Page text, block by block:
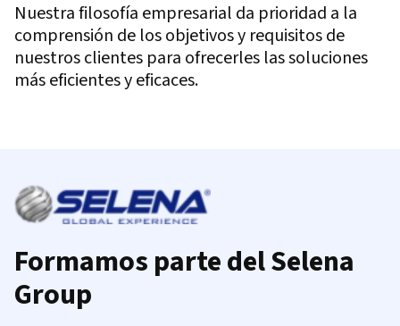
Nuestra filosofía empresarial da prioridad a la
comprensión de los objetivos y requisitos de
nuestros clientes para ofrecerles las soluciones
más eficientes y eficaces.
Formamos parte del Selena
Group